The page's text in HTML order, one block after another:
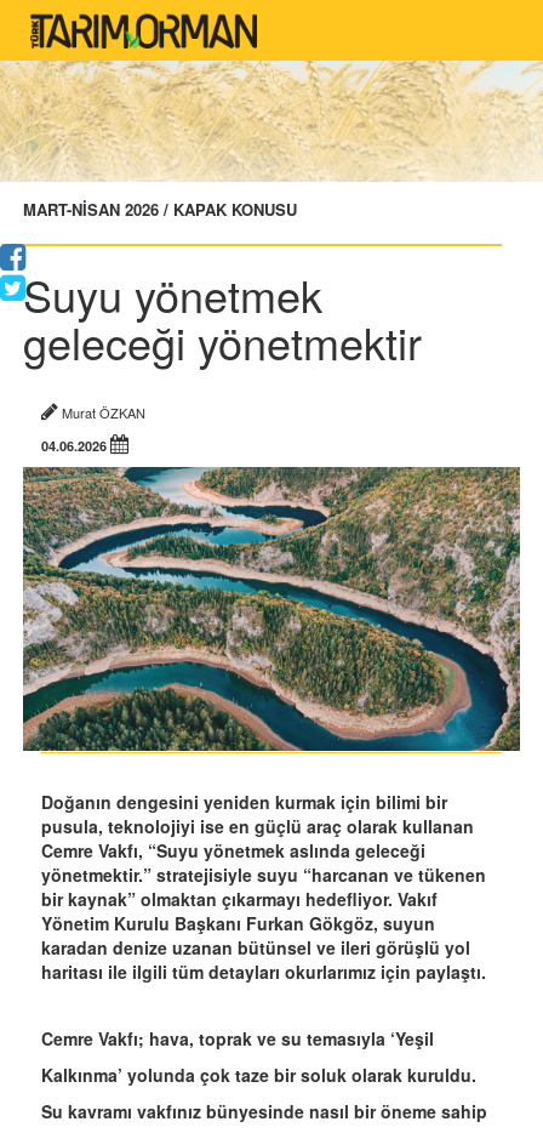
MART-NİSAN 2026 / KAPAK KONUSU
Suyu yönetmek
geleceği yönetmektir
Murat ÖZKAN
04.06.2026
Doğanın dengesini yeniden kurmak için bilimi bir
pusula, teknolojiyi ise en güçlü araç olarak kullanan
Cemre Vakfı, “Suyu yönetmek aslında geleceği
yönetmektir.” stratejisiyle suyu “harcanan ve tükenen
bir kaynak” olmaktan çıkarmayı hedefliyor. Vakıf
Yönetim Kurulu Başkanı Furkan Gökgöz, suyun
karadan denize uzanan bütünsel ve ileri görüşlü yol
haritası ile ilgili tüm detayları okurlarımız için paylaştı.
Cemre Vakfı; hava, toprak ve su temasıyla ‘Yeşil
Kalkınma’ yolunda çok taze bir soluk olarak kuruldu.
Su kavramı vakfınız bünyesinde nasıl bir öneme sahip